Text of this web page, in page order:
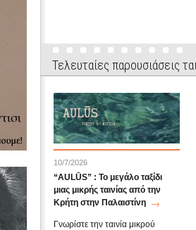
Τελευταίες παρουσιάσεις
10/7/2026
“AULŪS” : Το μεγάλο ταξίδι
μιας μικρής ταινίας από την
Κρήτη στην Παλαιστίνη
Γνωρίστε την ταινία μικρού